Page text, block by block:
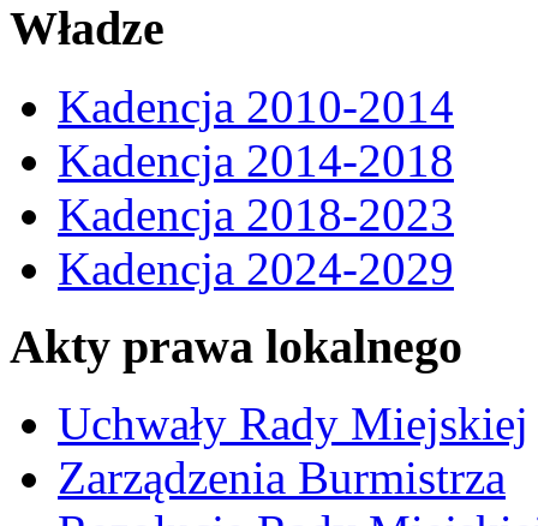
Władze
Kadencja 2010-2014
Kadencja 2014-2018
Kadencja 2018-2023
Kadencja 2024-2029
Akty prawa lokalnego
Uchwały Rady Miejskiej
Zarządzenia Burmistrza